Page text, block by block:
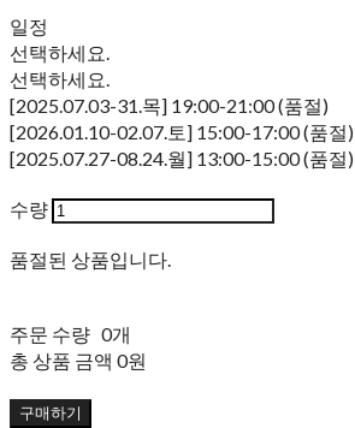
일정
선택하세요.
선택하세요.
[2025.07.03-31.목] 19:00-21:00 (품절)
[2026.01.10-02.07.토] 15:00-17:00 (품절)
[2025.07.27-08.24.월] 13:00-15:00 (품절)
수량
품절된 상품입니다.
주문 수량 0개
총 상품 금액 0원
구매하기